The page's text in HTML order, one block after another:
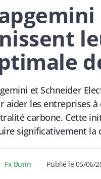
et Schneider
aider les entreprises
carbone. Cette
significativement la
Fx Burin Publié le05/06/